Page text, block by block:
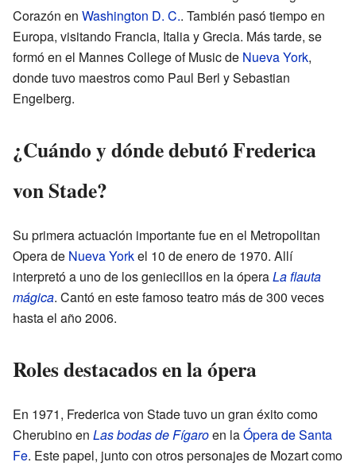
Corazón en Washington D. C.. También pasó tiempo en
Europa, visitando Francia, Italia y Grecia. Más tarde, se
formó en el Mannes College of Music de Nueva York,
donde tuvo maestros como Paul Berl y Sebastian
Engelberg.
¿Cuándo y dónde debutó Frederica
von Stade?
Su primera actuación importante fue en el Metropolitan
Opera de Nueva Yorkel 10 de enero de 1970. Allí
interpretó a uno de los geniecillos en la óperaLa flauta
mágica. Cantó en este famoso teatro más de 300 veces
hasta el año 2006.
Roles destacados en la ópera
En 1971, Frederica von Stade tuvo un gran éxito como
Cherubino en Las bodas de Fígaroen laÓpera de Santa
Fe. Este papel, junto con otros personajes de Mozart como